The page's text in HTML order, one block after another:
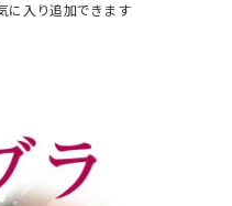
に入り追加できます